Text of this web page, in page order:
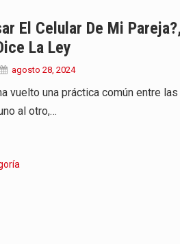
de…
plan…
de…
MT4 es…
El Celular De Mi
La Ley
agosto 28, 2024
vuelto una práctica común entre
al otro,…